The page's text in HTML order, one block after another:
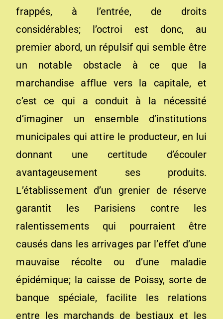
frappés, à l’entrée, de droits
considérables; l’octroi est donc, au
premier abord, un répulsif qui semble être
un notable obstacle à ce que la
marchandise afflue vers la capitale, et
c’est ce qui a conduit à la nécessité
d’imaginer un ensemble d’institutions
municipales qui attire le producteur, en lui
donnant une certitude d’écouler
avantageusement ses produits.
L’établissement d’un grenier de réserve
garantit les Parisiens contre les
ralentissements qui pourraient être
causés dans les arrivages par l’effet d’une
mauvaise récolte ou d’une maladie
épidémique; la caisse de Poissy, sorte de
banque spéciale, facilite les relations
entre les marchands de bestiaux et les